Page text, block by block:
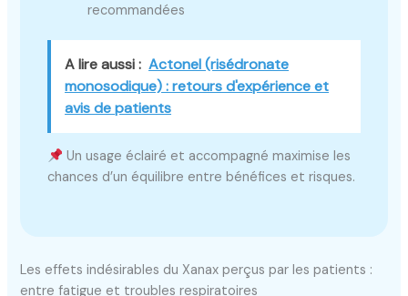
recommandées
A lire aussi : Actonel (risédronate
monosodique) : retours d'expérience et
avis de patients
Un usage éclairé et accompagné maximise les
chances d’un équilibre entre bénéfices et risques.
Les effets indésirables du Xanax perçus par les patients :
entre fatigue et troubles respiratoires